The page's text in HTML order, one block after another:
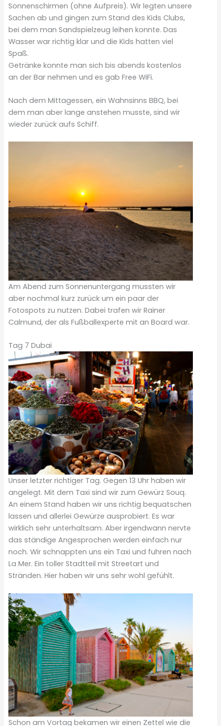
Sonnenschirmen (ohne Aufpreis). Wir legten unsere
Sachen ab und gingen zum Stand des Kids Clubs,
bei dem man Sandspielzeug leihen konnte. Das
Wasser war richtig klar und die Kids hatten viel
Spaß.
Getränke konnte man sich bis abends kostenlos
an der Bar nehmen und es gab Free WiFi.
Nach dem Mittagessen, ein Wahnsinns BBQ, bei
dem man aber lange anstehen musste, sind wir
wieder zurück aufs Schiff.
Am Abend zum Sonnenuntergang mussten wir
aber nochmal kurz zurück um ein paar der
Fotospots zu nutzen. Dabei trafen wir Rainer
Calmund, der als Fußballexperte mit an Board war.
Tag 7 Dubai
Unser letzter richtiger Tag. Gegen 13 Uhr haben wir
angelegt. Mit dem Taxi sind wir zum Gewürz Souq.
An einem Stand haben wir uns richtig bequatschen
lassen und allerlei Gewürze ausprobiert. Es war
wirklich sehr unterhaltsam. Aber irgendwann nervte
das ständige Angesprochen werden einfach nur
noch. Wir schnappten uns ein Taxi und fuhren nach
La Mer. Ein toller Stadtteil mit Streetart und
Stränden. Hier haben wir uns sehr wohl gefühlt.
Schon am Vortag bekamen wir einen Zettel wie die